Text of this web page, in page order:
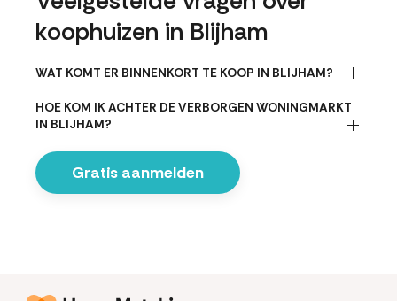
koophuizen in Blijham
WAT KOMT ER BINNENKORT TE KOOP IN BLIJHAM?
HOE KOM IK ACHTER DE VERBORGEN WONINGMARKT
IN BLIJHAM?
Gratis aanmelden